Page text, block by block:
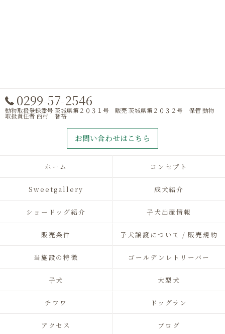
0299-57-2546
動物取扱登録番号 茨城県第２０３１号 販売 茨城県第２０３２号 保管 動物
取扱責任者 西村 智裕
お問い合わせはこちら
ホーム コンセプト
Sweetgallery 成犬紹介
ショードッグ紹介 子犬出産情報
販売条件 子犬譲渡について / 販売規約
当施設の特徴 ゴールデンレトリーバー
子犬 大型犬
チワワ ドッグラン
アクセス ブログ